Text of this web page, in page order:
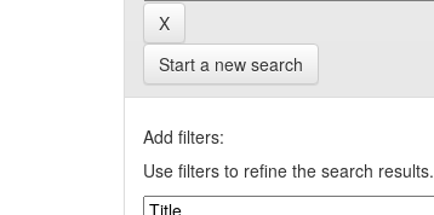
Start a new search
Add filters:
Use filters to refine the search results.